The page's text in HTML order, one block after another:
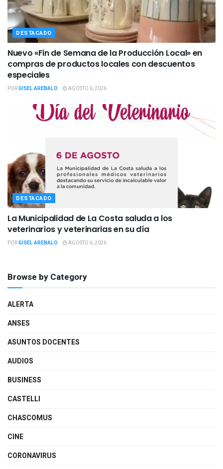
DESTACADO
Nuevo «Fin de Semana de la Producción Local» en
compras de productos locales con descuentos
especiales
PORGISEL AREBALO AGOSTO 6, 2026
DESTACADO
La Municipalidad de La Costa saluda a los
veterinarios y veterinarias en su día
PORGISEL AREBALO AGOSTO 6, 2026
Browse by Category
ALERTA
ANSES
ASUNTOS DOCENTES
AUDIOS
BUSINESS
CASTELLI
CHASCOMUS
CINE
CORONAVIRUS